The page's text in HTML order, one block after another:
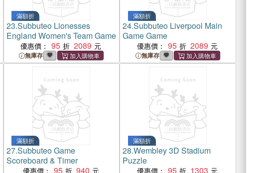
滿額折
23.Subbuteo Lionesses
England Women's Team Game
優惠價： 95 2089
無庫存
滿額折
24.Subbuteo Liverpool Main
Game Game
優惠價： 95 2089
無庫存
滿額折
27.Subbuteo Game
Scoreboard & Timer
優惠價： 95 940
滿額折
28.Wembley 3D Stadium
Puzzle
優惠價： 95 1303